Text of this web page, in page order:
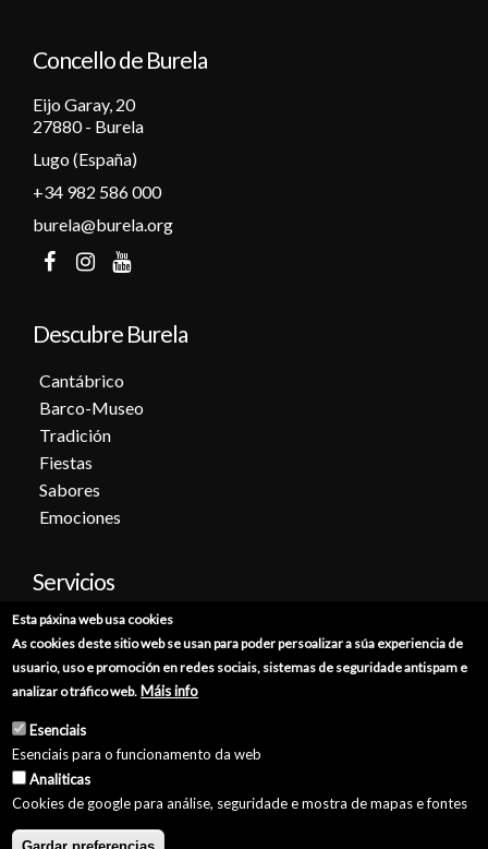
Concello de Burela
Eijo Garay, 20
27880 - Burela
Lugo (España)
+34 982 586 000
burela@burela.org
Descubre Burela
Cantábrico
Barco-Museo
Tradición
Fiestas
Sabores
Emociones
Servicios
Cita previa
Sede electrónica
Catálogo de trámites
Punto de información catastral
Punto Limpio
Esta páxina web usa cookies
As cookies deste sitio web se usan para poder persoalizar a súa experiencia de
usuario, uso e promoción en redes sociais, sistemas de seguridade antispam e
analizar o tráfico web. Máis info
Esenciais
Esenciais para o funcionamento da web
Analiticas
Cookies de google para análise, seguridade e mostra de mapas e fontes